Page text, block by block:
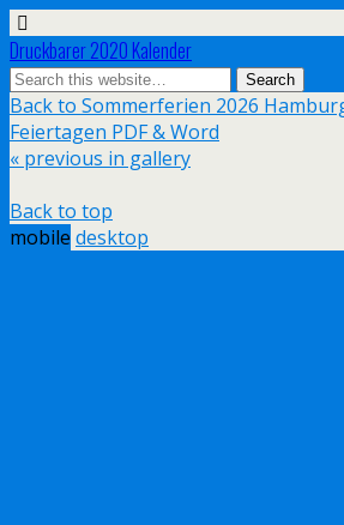
Druckbarer 2020 Kalender
Back to Sommerferien 2026
Feiertagen PDF & Word
« previous in gallery
Back to top
mobile desktop